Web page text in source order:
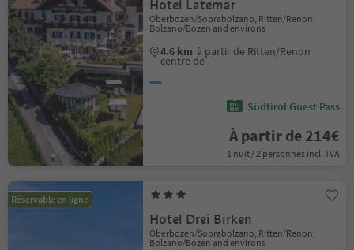
Hotel Latemar
Oberbozen/Soprabolzano, Ritten/Renon,
Bolzano/Bozen and environs
4.6 km à partir de Ritten/Renon
centre de
Südtirol Guest Pass
À partir de 214€
1 nuit / 2 personnes incl. TVA
Réservable en ligne
Hotel Drei Birken
Oberbozen/Soprabolzano, Ritten/Renon,
Bolzano/Bozen and environs